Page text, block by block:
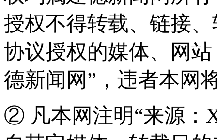
授权不得转载、链接
协议授权的媒体、网
德新闻网”，违者本网
② 凡本网注明“来源：